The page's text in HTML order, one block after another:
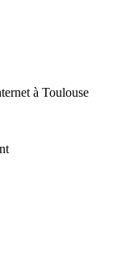
à Toulouse